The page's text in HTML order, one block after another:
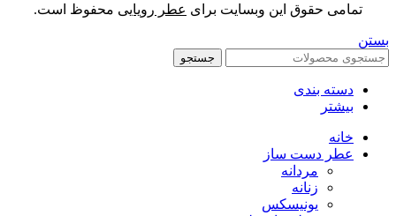
تمامی حقوق این وبسایت برای عطر رویایی محفوظ است.
بستن
جستجو
دسته بندی
بیشتر
خانه
عطر دست ساز
مردانه
زنانه
یونیسکس